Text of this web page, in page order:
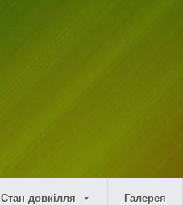
Стан довкілля Галерея